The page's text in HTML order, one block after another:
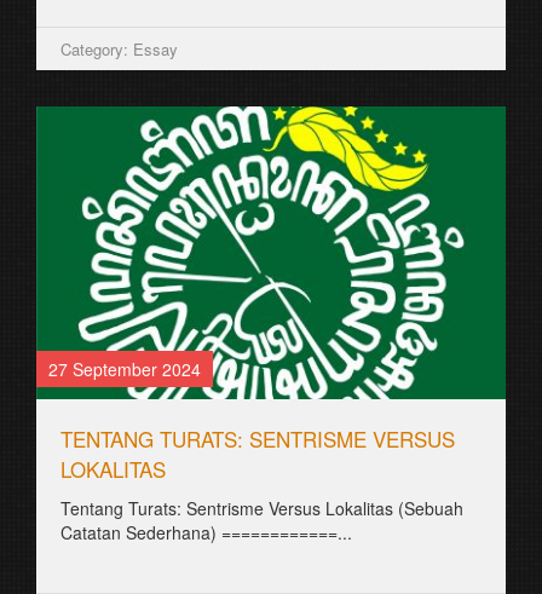
Category: Essay
27 September 2024
TENTANG TURATS: SENTRISME VERSUS
LOKALITAS
Tentang Turats: Sentrisme Versus Lokalitas (Sebuah
Catatan Sederhana) ============...